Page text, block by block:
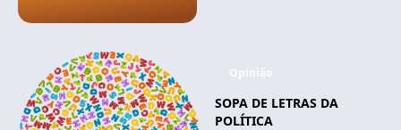
Opinião
SOPA DE LETRAS DA
POLÍTICA